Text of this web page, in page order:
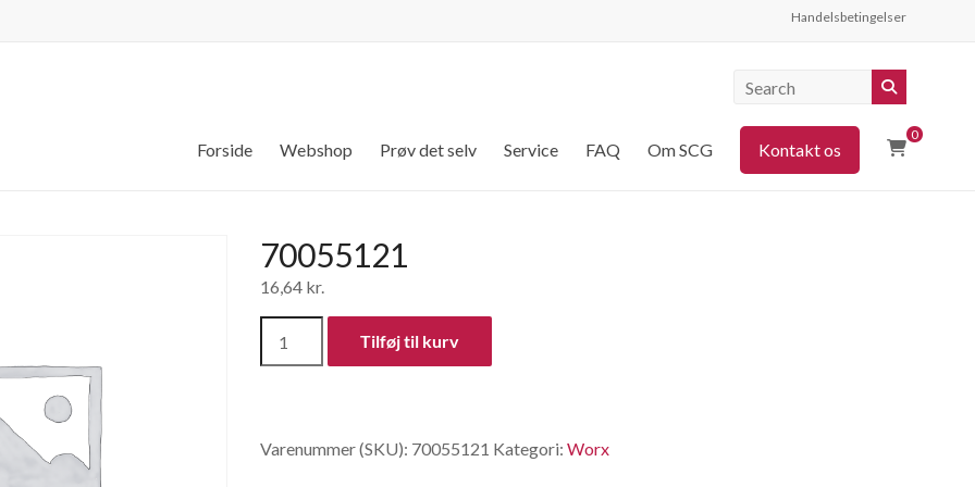
Handelsbetingelser
0
Forside Webshop Prøv det selv Service FAQ Om SCG Kontakt os
70055121
16,64 kr.
Tilføj til kurv
Varenummer (SKU): 70055121 Kategori: Worx